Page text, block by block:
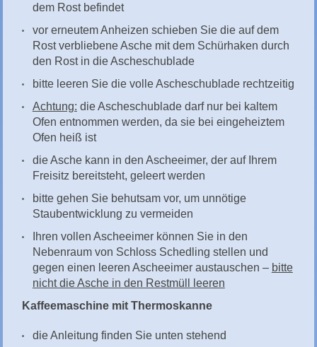
dem Rost befindet
vor erneutem Anheizen schieben Sie die auf dem
Rost verbliebene Asche mit dem Schürhaken durch
den Rost in die Ascheschublade
bitte leeren Sie die volle Ascheschublade rechtzeitig
Achtung: die Ascheschublade darf nur bei kaltem
Ofen entnommen werden, da sie bei eingeheiztem
Ofen heiß ist
die Asche kann in den Ascheeimer, der auf Ihrem
Freisitz bereitsteht, geleert werden
bitte gehen Sie behutsam vor, um unnötige
Staubentwicklung zu vermeiden
Ihren vollen Ascheeimer können Sie in den
Nebenraum von Schloss Schedling stellen und
gegen einen leeren Ascheeimer austauschen – bitte
nicht die Asche in den Restmüll leeren
Kaffeemaschine mit Thermoskanne
die Anleitung finden Sie unten stehend